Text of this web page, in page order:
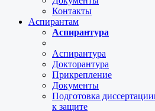
Контакты
Аспирантам
Аспирантура
Аспирантура
Докторантура
Прикрепление
Документы
Подготовка
к защите